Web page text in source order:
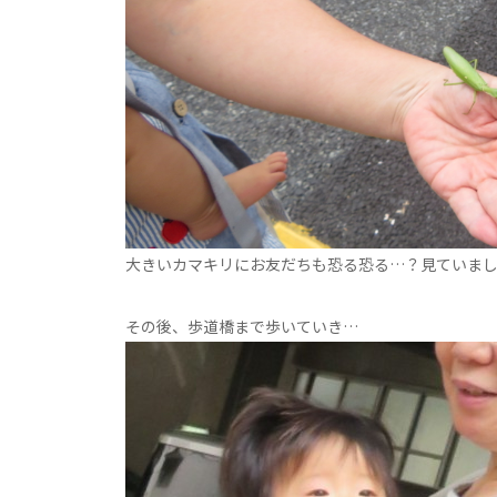
大きいカマキリにお友だちも恐る恐る…？見ていま
その後、歩道橋まで歩いていき…